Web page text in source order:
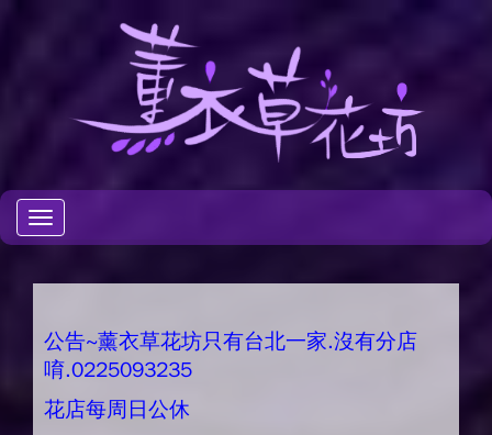
Toggle
navigation
公告~薰衣草花坊只有台北一家.沒有分店
唷.0225093235
花店每周日公休